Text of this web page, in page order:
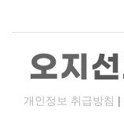
개인정보 취급방침 |